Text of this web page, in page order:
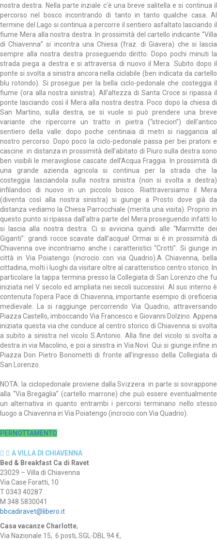
nostra destra. Nella parte inziale c’è una breve salitella e si continua il
percorso nel bosco incontrando di tanto in tanto qualche casa. Al
termine del Lago si continua a percorre il sentiero asfaltato lasciando il
fiume Mera alla nostra destra. In prossimità del cartello indicante “Villa
di Chiavenna” si incontra una Chiesa (fraz. di Giavera) che si lascia
sempre alla nostra destra proseguendo diritto. Dopo pochi minuti la
strada piega a destra e si attraversa di nuovo il Mera. Subito dopo il
ponte si svolta a sinistra ancora nella ciclabile (ben indicata da cartello
blu rotondo). Si prosegue per la bella ciclo-pedonale che costeggia il
fiume (ora alla nostra sinistra). All’altezza di Santa Croce si ripassa il
ponte lasciando così il Mera alla nostra destra. Poco dopo la chiesa di
San Martino, sulla destra, se si vuole si può prendere una breve
variante che ripercorre un tratto in pietra (“strecion”) dell’antico
sentiero della valle: dopo poche centinaia di metri si riaggancia al
nostro percorso. Dopo poco la ciclo-pedonale passa per bei pratoni e
cascine: in distanza in prossimità dell’abitato di Piuro sulla destra sono
ben visibili le meravigliose cascate dell’Acqua Fraggia. In prossimità di
una grande azienda agricola si continua per la strada che la
costeggia lasciandola sulla nostra sinistra (non si svolta a destra)
infilandoci di nuovo in un piccolo bosco. Riattraversiamo il Mera
(diventa così alla nostra sinistra) si giunge a Prosto dove già da
distanza vediamo la Chiesa Parrocchiale (merita una visita). Proprio in
questo punto si ripassa dall’altra parte del Mera proseguendo infatti lo
si lascia alla nostra destra. Ci si avvicina quindi alle “Marmitte dei
Giganti”: grandi rocce scavate dall’acqua! Ormai si è in prossimità di
Chiavenna ove incontriamo anche i caratteristici “Crotti”. Si giunge in
città in Via Poiatengo (incrocio con via Quadrio).A Chiavenna, bella
cittadina, molti i luoghi da visitare oltre al caratteristico centro storico. In
particolare la tappa termina presso la Collegiata di San Lorenzo che fu
iniziata nel V secolo ed ampliata nei secoli successivi. Al suo interno è
contenuta l’opera Pace di Chiavenna, importante esempio di oreficeria
medievale. La si raggiunge percorrendo Via Quadrio, attraversando
Piazza Castello, imboccando Via Francesco e Giovanni Dolzino. Appena
iniziata questa via che conduce al centro storico di Chiavenna si svolta
a subito a sinistra nel vicolo S.Antonio. Alla fine del vicolo si svolta a
destra in via Macolino, e poi a sinistra in Via Novi. Qui si giunge infine in
Piazza Don Pietro Bonometti di fronte all’ingresso della Collegiata di
San Lorenzo.
NOTA: la ciclopedonale proviene dalla Svizzera in parte si sovrappone
alla “Via Bregaglia” (cartello marrone) che può essere eventualmente
un alternativa in quanto entrambi i percorsi terminano nello stesso
luogo a Chiavenna in Via Poiatengo (incrocio con Via Quadrio).
PERNOTTAMENTO
A VILLA DI CHIAVENNA
Bed & Breakfast Ca di Ravet
23029 – Villa di Chiavenna
Via Case Foratti, 10
T 0343 40287
M 348 5830041
bbcadiravet@libero.it
Casa vacanze Charlotte,
Via Nazionale 15, 6 posti, SGL-DBL 94 €,